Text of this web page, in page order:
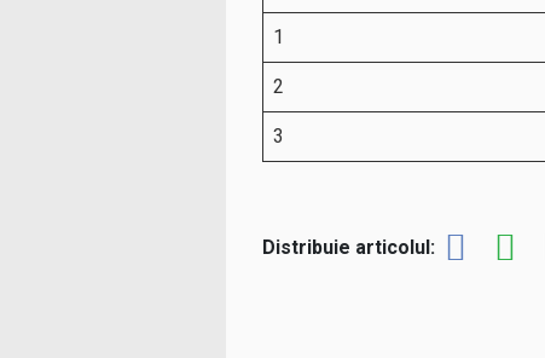
1
2
3
Distribuie articolul: